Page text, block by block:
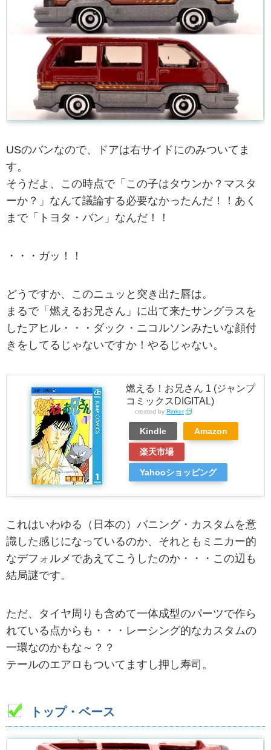
USのバンなので、ドアは右サイドにのみついてま
す。
そうだよ、この時点で「この子はタウンか？マスタ
ーか？」なんて議論する必要なかったんだ！！あく
まで「トヨタ・バン」なんだ！！
・・・ガッ！！
どうですか、このニュッと突き出た唇は。
まるで「燃えるお兄さん」に出て来たサングラスを
したアヒル・・・ダック・ニコルソンみたいな顔付
きをしてるじゃないですか！やるじゃない。
燃える！お兄さん 1 (ジャンプ
コミックスDIGITAL)
created by Rinker
Kindle Amazon
楽天市場
Yahooショッピング
これはいわゆる（日本の）バニング・カスタムを意
識した感じになっているのか、それともミニカー的
なデフォルメであえてこうしたのか・・・この辺も
結局謎です。
ただ、タイヤ周りも含めて一体成型のパーツで作ら
れている点からも・・・レーシング的なカスタムの
一環なのかもな～？？
テールのエアロもついてますし押し寿司。
トップ・ベース